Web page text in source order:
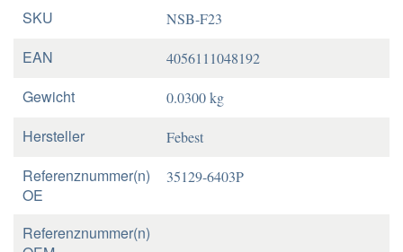
SKU NSB-F23
EAN 4056111048192
Gewicht 0.0300 kg
Hersteller Febest
Referenznummer(n)
OE
35129-6403P
Referenznummer(n)